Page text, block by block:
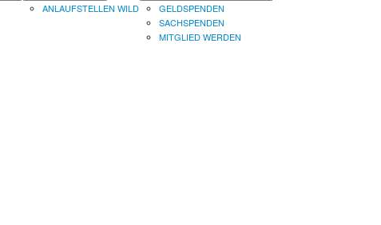
ANLAUFSTELLEN WILD
GELDSPENDEN
SACHSPENDEN
MITGLIED WERDEN